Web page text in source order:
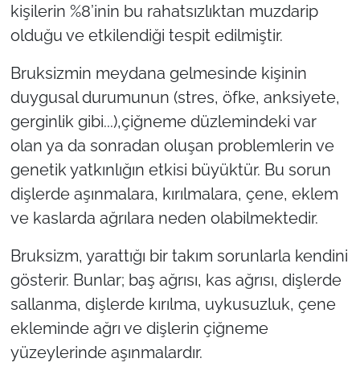
kişilerin %8’inin bu rahatsızlıktan muzdarip
olduğu ve etkilendiği tespit edilmiştir.
Bruksizmin meydana gelmesinde kişinin
duygusal durumunun (stres, öfke, anksiyete,
gerginlik gibi...),çiğneme düzlemindeki var
olan ya da sonradan oluşan problemlerin ve
genetik yatkınlığın etkisi büyüktür. Bu sorun
dişlerde aşınmalara, kırılmalara, çene, eklem
ve kaslarda ağrılara neden olabilmektedir.
Bruksizm, yarattığı bir takım sorunlarla kendini
gösterir. Bunlar; baş ağrısı, kas ağrısı, dişlerde
sallanma, dişlerde kırılma, uykusuzluk, çene
ekleminde ağrı ve dişlerin çiğneme
yüzeylerinde aşınmalardır.
TEKİRDAĞ
ÇANAKKALE
TÜRKİYE
Bölge
Güvenlik
Genel
Politika
Flaş Haber